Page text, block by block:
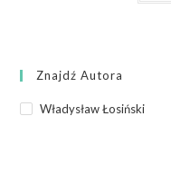
Znajdź Autora
Władysław Łosiński